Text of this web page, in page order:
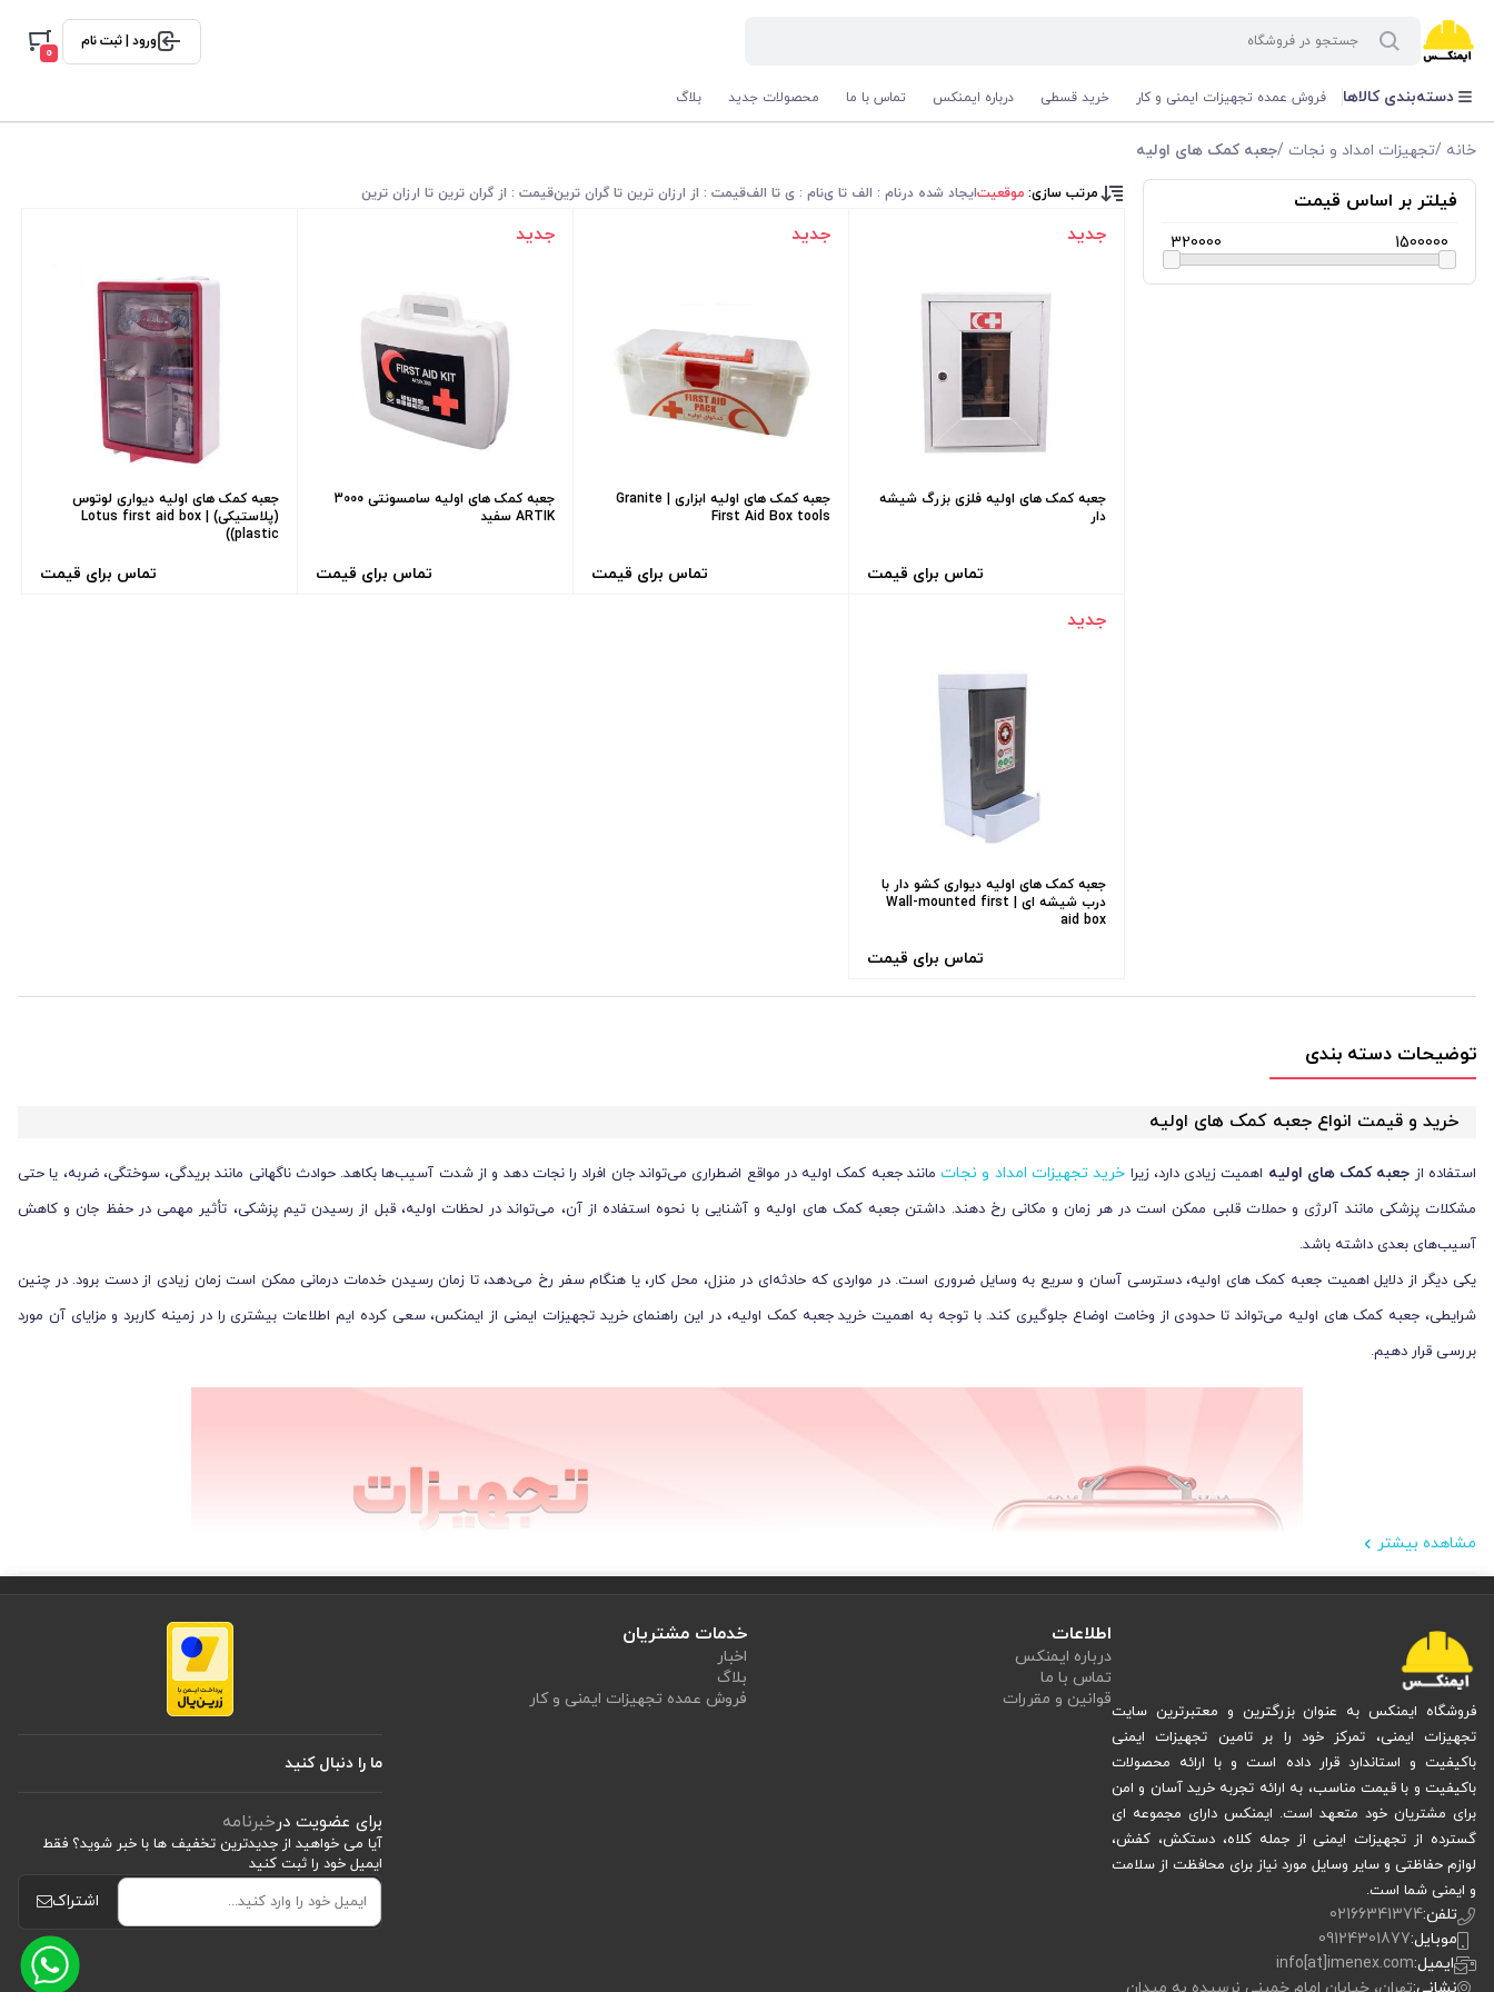
ورود | ثبت نام
0
دسته‌بندی کالاها فروش عمده تجهیزات ایمنی و کار خرید قسطی درباره ایمنکس تماس با ما محصولات جدید بلاگ
خانه /تجهیزات امداد و نجات /جعبه کمک های اولیه
فیلتر بر اساس قیمت
320000 1500000
مرتب سازی: موقعیتایجاد شده درنام : الف تا ینام : ی تا الفقیمت : از ارزان ترین تا گران ترینقیمت : از گران ترین تا ارزان ترین
جدید
جعبه کمک های اولیه فلزی بزرگ شیشه
دار
تماس برای قیمت
جدید
جعبه کمک‌ های اولیه ابزاری | Granite
First Aid Box tools
تماس برای قیمت
جدید
جعبه کمک های اولیه سامسونتی 3000
ARTIK سفید
تماس برای قیمت
جعبه کمک های اولیه دیواری لوتوس
(پلاستیکی) | Lotus first aid box
(plastic)
تماس برای قیمت
جدید
جعبه کمک های اولیه دیواری کشو دار با
درب شیشه ای | Wall-mounted first
aid box
تماس برای قیمت
توضیحات دسته بندی
خرید و قیمت انواع جعبه کمک های اولیه
استفاده از جعبه کمک های اولیه اهمیت زیادی دارد، زیرا خرید تجهیزات امداد و نجاتمانند جعبه کمک اولیه در مواقع اضطراری می‌تواند جان افراد را نجات دهد و از شدت آسیب‌ها بکاهد. حوادث ناگهانی مانند بریدگی، سوختگی، ضربه، یا حتی
مشکلات پزشکی مانند آلرژی و حملات قلبی ممکن است در هر زمان و مکانی رخ دهند. داشتن جعبه کمک های اولیه و آشنایی با نحوه استفاده از آن، می‌تواند در لحظات اولیه، قبل از رسیدن تیم پزشکی، تأثیر مهمی در حفظ جان و کاهش
آسیب‌های بعدی داشته باشد.
یکی دیگر از دلایل اهمیت جعبه کمک های اولیه، دسترسی آسان و سریع به وسایل ضروری است. در مواردی که حادثه‌ای در منزل، محل کار، یا هنگام سفر رخ می‌دهد، تا زمان رسیدن خدمات درمانی ممکن است زمان زیادی از دست برود. در چنین
شرایطی، جعبه کمک های اولیه می‌تواند تا حدودی از وخامت اوضاع جلوگیری کند. با توجه به اهمیت خرید جعبه کمک اولیه، در این راهنمای خرید تجهیزات ایمنی از ایمنکس، سعی کرده ایم اطلاعات بیشتری را در زمینه کاربرد و مزایای آن مورد
بررسی قرار دهیم.
مزایای استفاده از جعبه کمک اولیه
استفاده از جعبه کمک های اولیه دارای مزایای متعددی است که می‌تواند در شرایط اضطراری و غیرمنتظره بسیار حیاتی باشد. این مزایا عبارتند از:
نجات جان:
یکی از مهم‌ترین مزایای جعبه کمک های اولیه، توانایی آن در نجات جان افراد در شرایط بحرانی است. اقدامات اولیه به‌موقع می‌تواند از مرگ یا آسیب جدی جلوگیری کند.
کاهش شدت آسیب‌ها:با استفاده از ابزارهای موجود در جعبه کمک های اولیه، می‌توان بلافاصله به زخم‌ها یا سوختگی‌ها رسیدگی کرد و از افزایش شدت آسیب جلوگیری نمود. مثلاً، با بستن سریع زخم یا مهار خونریزی،
مشاهده بیشتر
فروشگاه ایمنکس به عنوان بزرگترین و معتبرترین سایت
تجهیزات ایمنی، تمرکز خود را بر تامین تجهیزات ایمنی
باکیفیت و استاندارد قرار داده است و با ارائه محصولات
باکیفیت و با قیمت مناسب، به ارائه تجربه خرید آسان و امن
برای مشتریان خود متعهد است. ایمنکس دارای مجموعه ای
گسترده از تجهیزات ایمنی از جمله کلاه، دستکش، کفش،
لوازم حفاظتی و سایر وسایل مورد نیاز برای محافظت از سلامت
و ایمنی شما است.
تلفن:02166341374
موبایل:09124301877
ایمیل:info[at]imenex.com
اطلاعات
درباره ایمنکس
تماس با ما
قوانین و مقررات
خدمات مشتریان
اخبار
بلاگ
فروش عمده تجهیزات ایمنی و کار
ما را دنبال کنید
برای عضویت درخبرنامه
آیا می خواهید از جدید‌ترین تخفیف‌ ها با‌ خبر شوید؟ فقط
ایمیل خود را ثبت کنید
اشتراک